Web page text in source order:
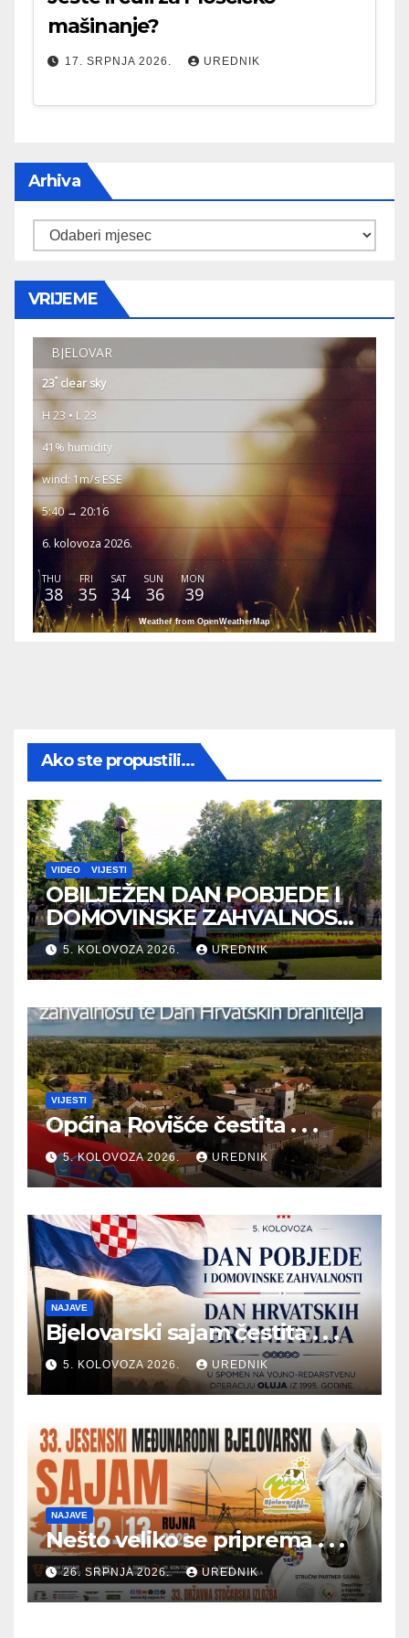
mašinanje?
17. SRPNJA 2026. UREDNIK
Arhiva
Arhiva
VRIJEME
BJELOVAR
23° clear sky
H 23 • L 23
41% humidity
wind: 1m/s ESE
5:40 → 20:16
6. kolovoza 2026.
THU
38
FRI
35
SAT
34
SUN
36
MON
39
Weather from OpenWeatherMap
Ako ste propustili...
VIDEO VIJESTI
OBILJEŽEN DAN POBJEDE I
DOMOVINSKE ZAHVALNOSTI
TE DAN HRVATSKIH
BRANITELJA
5. KOLOVOZA 2026. UREDNIK
VIJESTI
Općina Rovišće čestita . . .
5. KOLOVOZA 2026. UREDNIK
NAJAVE
Bjelovarski sajam čestita . . .
5. KOLOVOZA 2026. UREDNIK
NAJAVE
Nešto veliko se priprema . . .
26. SRPNJA 2026. UREDNIK